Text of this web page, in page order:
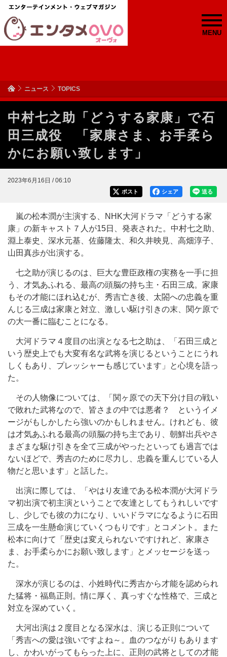
MENU
ニュース TOPICS
中村七之助「どうする家康」で石
田三成役 「家康さま、お手柔ら
かにお願い致します」
2023年6月16日 / 06:10
送る
シェア
ポスト
嵐の松本潤が主演する、NHK大河ドラマ「どうする家
康」の新キャスト７人が15日、発表された。中村七之助、
淵上泰史、深水元基、佐藤隆太、和久井映見、高畑淳子、
山田真歩が出演する。
七之助が演じるのは、巨大な豊臣政権の実務を一手に担
う、才気あふれる、最高の頭脳の持ち主・石田三成。家康
もその才能にほれ込むが、秀吉亡き後、太閤への忠義を重
んじる三成は家康と対立、激しい駆け引きの末、関ケ原で
の大一番に臨むことになる。
大河ドラマ４度目の出演となる七之助は、「石田三成と
いう歴史上でも大変有名な武将を演じるということにうれ
しくもあり、プレッシャーも感じています」と心境を語っ
た。
その人物像については、「関ヶ原での天下分け目の戦い
で敗れた武将なので、皆さまの中では悪者？ というイメ
ージがもしかしたら強いのかもしれません。けれども、彼
は才気あふれる最高の頭脳の持ち主であり、朝鮮出兵やさ
まざまな駆け引きを全て三成がやったといっても過言では
ないほどで、秀吉のために尽力し、忠義を重んじている人
物だと思います」と話した。
出演に際しては、「やはり友達である松本潤が大河ドラ
マ初出演で初主演ということで友達としてもうれしいです
し、少しでも彼の力になり、いいドラマになるように石田
三成を一生懸命演じていくつもりです」とコメント。また
松本に向けて「歴史は変えられないですけれど、家康さ
ま、お手柔らかにお願い致します」とメッセージを送っ
た。
深水が演じるのは、小姓時代に秀吉から才能を認められ
た猛将・福島正則。情に厚く、真っすぐな性格で、三成と
対立を深めていく。
大河出演は２度目となる深水は、演じる正則について
「秀吉への愛は強いですよね～。血のつながりもあります
し、かわいがってもらった上に、正則の武将としての才能